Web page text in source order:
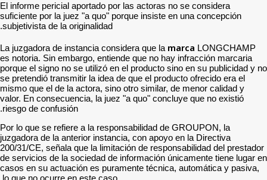
El informe pericial
suficiente por la juez "a
La juzgadora de instancia
es notoria. Sin embargo,
porque el signo no se
se pretendió transmitir la
mismo que el de la
valor. En consecuencia, la
Por lo que se refiere a la
juzgadora de la anterior
200/31/CE, señala que la
de servicios de la
casos en su actuación es